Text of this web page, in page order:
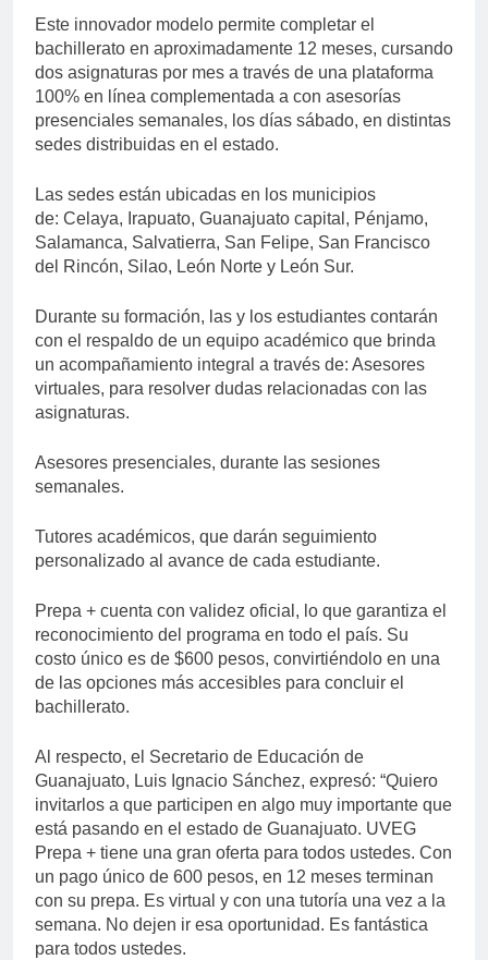
Este innovador modelo permite completar el
bachillerato en aproximadamente 12 meses, cursando
dos asignaturas por mes a través de una plataforma
100% en línea complementada a con asesorías
presenciales semanales, los días sábado, en distintas
sedes distribuidas en el estado.
Las sedes están ubicadas en los municipios
de: Celaya, Irapuato, Guanajuato capital, Pénjamo,
Salamanca, Salvatierra, San Felipe, San Francisco
del Rincón, Silao, León Norte y León Sur.
Durante su formación, las y los estudiantes contarán
con el respaldo de un equipo académico que brinda
un acompañamiento integral a través de: Asesores
virtuales, para resolver dudas relacionadas con las
asignaturas.
Asesores presenciales, durante las sesiones
semanales.
Tutores académicos, que darán seguimiento
personalizado al avance de cada estudiante.
Prepa + cuenta con validez oficial, lo que garantiza el
reconocimiento del programa en todo el país. Su
costo único es de $600 pesos, convirtiéndolo en una
de las opciones más accesibles para concluir el
bachillerato.
Al respecto, el Secretario de Educación de
Guanajuato, Luis Ignacio Sánchez, expresó: “Quiero
invitarlos a que participen en algo muy importante que
está pasando en el estado de Guanajuato. UVEG
Prepa + tiene una gran oferta para todos ustedes. Con
un pago único de 600 pesos, en 12 meses terminan
con su prepa. Es virtual y con una tutoría una vez a la
semana. No dejen ir esa oportunidad. Es fantástica
para todos ustedes.